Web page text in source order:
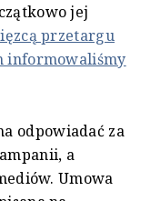
jej
przetargu
informowaliśmy
odpowiadać za
a
Umowa